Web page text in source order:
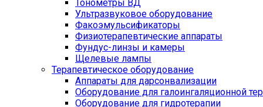
Тонометры ВД
Ультразвуковое оборудование
Факоэмульсификаторы
Физиотерапевтические аппараты
Фундус-линзы и камеры
Щелевые лампы
Терапевтическое оборудование
Аппараты для дарсонвализации
Оборудование для галоингаляционной
Оборудование для гидротерапии